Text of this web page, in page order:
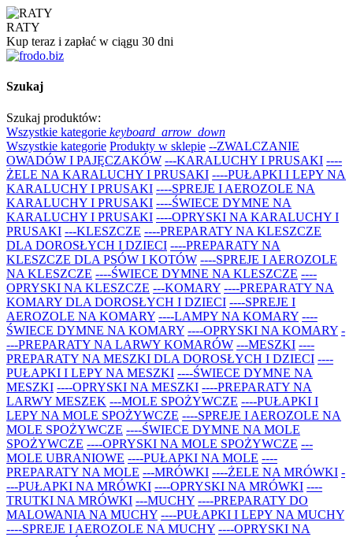
RATY
Kup teraz i zapłać w ciągu 30 dni
Szukaj
Szukaj produktów:
Wszystkie kategorie keyboard_arrow_down
Wszystkie kategorie Produkty w sklepie --ZWALCZANIE
OWADÓW I PAJĘCZAKÓW ---KARALUCHY I PRUSAKI ----
ŻELE NA KARALUCHY I PRUSAKI ----PUŁAPKI I LEPY NA
KARALUCHY I PRUSAKI ----SPREJE I AEROZOLE NA
KARALUCHY I PRUSAKI ----ŚWIECE DYMNE NA
KARALUCHY I PRUSAKI ----OPRYSKI NA KARALUCHY I
PRUSAKI ---KLESZCZE ----PREPARATY NA KLESZCZE
DLA DOROSŁYCH I DZIECI ----PREPARATY NA
KLESZCZE DLA PSÓW I KOTÓW ----SPREJE I AEROZOLE
NA KLESZCZE ----ŚWIECE DYMNE NA KLESZCZE ----
OPRYSKI NA KLESZCZE ---KOMARY ----PREPARATY NA
KOMARY DLA DOROSŁYCH I DZIECI ----SPREJE I
AEROZOLE NA KOMARY ----LAMPY NA KOMARY ----
ŚWIECE DYMNE NA KOMARY ----OPRYSKI NA KOMARY -
---PREPARATY NA LARWY KOMARÓW ---MESZKI ----
PREPARATY NA MESZKI DLA DOROSŁYCH I DZIECI ----
PUŁAPKI I LEPY NA MESZKI ----ŚWIECE DYMNE NA
MESZKI ----OPRYSKI NA MESZKI ----PREPARATY NA
LARWY MESZEK ---MOLE SPOŻYWCZE ----PUŁAPKI I
LEPY NA MOLE SPOŻYWCZE ----SPREJE I AEROZOLE NA
MOLE SPOŻYWCZE ----ŚWIECE DYMNE NA MOLE
SPOŻYWCZE ----OPRYSKI NA MOLE SPOŻYWCZE ---
MOLE UBRANIOWE ----PUŁAPKI NA MOLE ----
PREPARATY NA MOLE ---MRÓWKI ----ŻELE NA MRÓWKI -
---PUŁAPKI NA MRÓWKI ----OPRYSKI NA MRÓWKI ----
TRUTKI NA MRÓWKI ---MUCHY ----PREPARATY DO
MALOWANIA NA MUCHY ----PUŁAPKI I LEPY NA MUCHY
----SPREJE I AEROZOLE NA MUCHY ----OPRYSKI NA